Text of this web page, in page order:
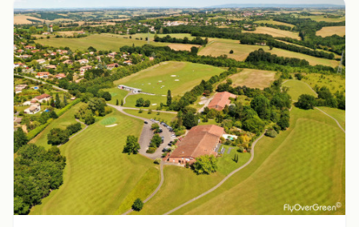
Integrate video
Video choice:
Copy to Clipboard